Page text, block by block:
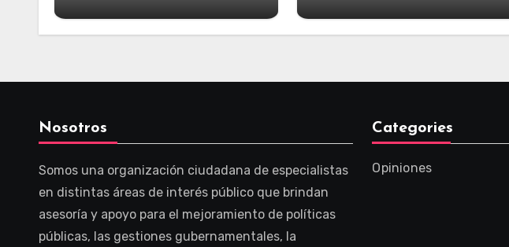
Nosotros
Somos una organización ciudadana de especialistas
en distintas áreas de interés público que brindan
asesoría y apoyo para el mejoramiento de políticas
públicas, las gestiones gubernamentales, la
Categories
Opiniones